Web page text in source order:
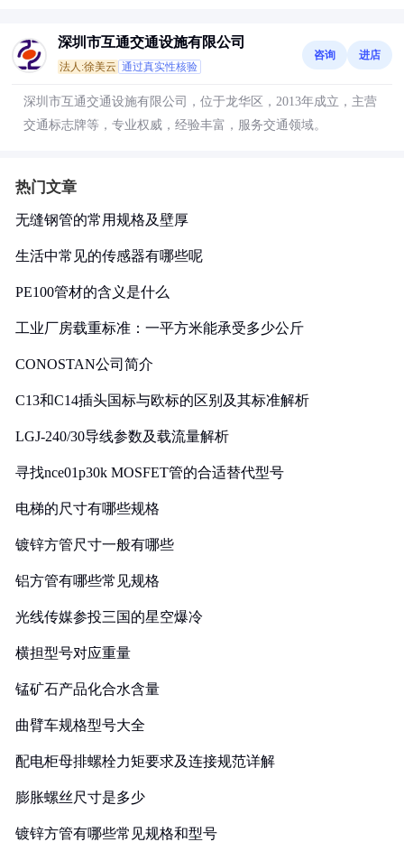
深圳市互通交通设施有限公司
法人:徐美云 通过真实性核验
咨询 进店
深圳市互通交通设施有限公司，位于龙华区，2013年成立，主营
交通标志牌等，专业权威，经验丰富，服务交通领域。
热门文章
无缝钢管的常用规格及壁厚
生活中常见的传感器有哪些呢
PE100管材的含义是什么
工业厂房载重标准：一平方米能承受多少公斤
CONOSTAN公司简介
C13和C14插头国标与欧标的区别及其标准解析
LGJ-240/30导线参数及载流量解析
寻找nce01p30k MOSFET管的合适替代型号
电梯的尺寸有哪些规格
镀锌方管尺寸一般有哪些
铝方管有哪些常见规格
光线传媒参投三国的星空爆冷
横担型号对应重量
锰矿石产品化合水含量
曲臂车规格型号大全
配电柜母排螺栓力矩要求及连接规范详解
膨胀螺丝尺寸是多少
镀锌方管有哪些常见规格和型号